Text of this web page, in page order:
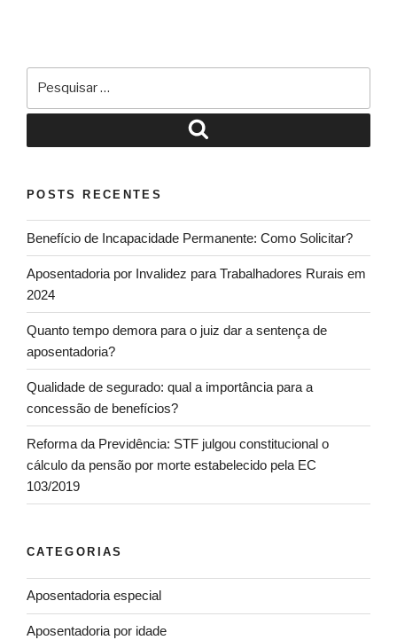
POSTS RECENTES
Benefício de Incapacidade Permanente: Como Solicitar?
Aposentadoria por Invalidez para Trabalhadores Rurais em
2024
Quanto tempo demora para o juiz dar a sentença de
aposentadoria?
Qualidade de segurado: qual a importância para a
concessão de benefícios?
Reforma da Previdência: STF julgou constitucional o
cálculo da pensão por morte estabelecido pela EC
103/2019
CATEGORIAS
Aposentadoria especial
Aposentadoria por idade